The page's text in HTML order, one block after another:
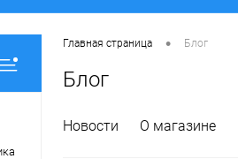
Главная страница • Блог
Блог
Новости О магазине